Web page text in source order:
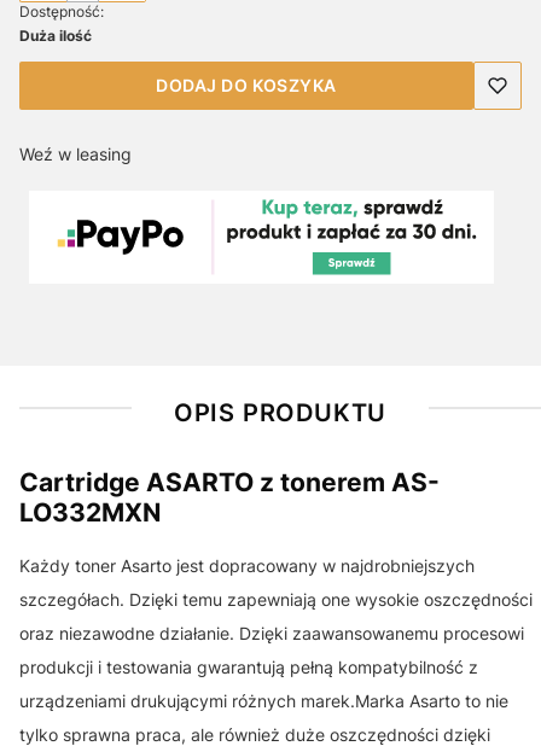
Dostępność:
Duża ilość
DODAJ DO KOSZYKA
Weź w leasing
OPIS PRODUKTU
Cartridge ASARTO z tonerem AS-
LO332MXN
Każdy toner Asarto jest dopracowany w najdrobniejszych
szczegółach. Dzięki temu zapewniają one wysokie oszczędności
oraz niezawodne działanie. Dzięki zaawansowanemu procesowi
produkcji i testowania gwarantują pełną kompatybilność z
urządzeniami drukującymi różnych marek.Marka Asarto to nie
tylko sprawna praca, ale również duże oszczędności dzięki